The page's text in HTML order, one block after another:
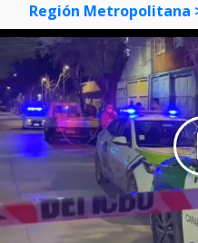
Región Metropolitana